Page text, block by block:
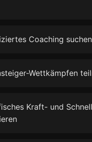
Coaching suchen
Wettkämpfen
Kraft- und